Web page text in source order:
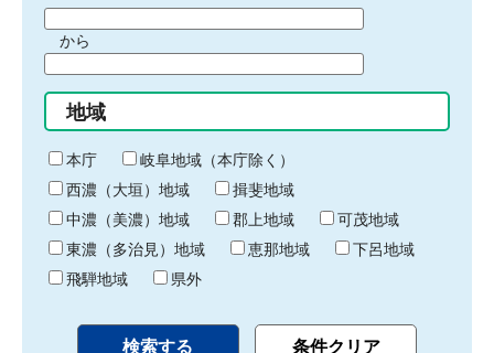
間
始
り
から
間
終
わ
り
地域
本庁
岐阜地域（本庁除く）
西濃（大垣）地域
揖斐地域
中濃（美濃）地域
郡上地域
可茂地域
東濃（多治見）地域
恵那地域
下呂地域
飛騨地域
県外